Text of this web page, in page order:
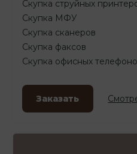
Скупка струйных
Скупка МФУ
Скупка сканеров
Скупка факсов
Скупка офисных
Заказать